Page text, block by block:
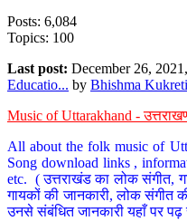
Posts: 6,084
Topics: 100
Last post: December 26,
Educatio... by Bhishma Kukreti
Music of Uttarakhand -
All about the folk music of
Song download links ,
etc. ( उत्तराखंड का लोक संगीत,
गायकों की जानकारी, लोक संगीत
उनसे संबंधित जानकारी यहाँ पर